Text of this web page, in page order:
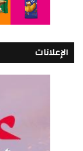
الإعلانات